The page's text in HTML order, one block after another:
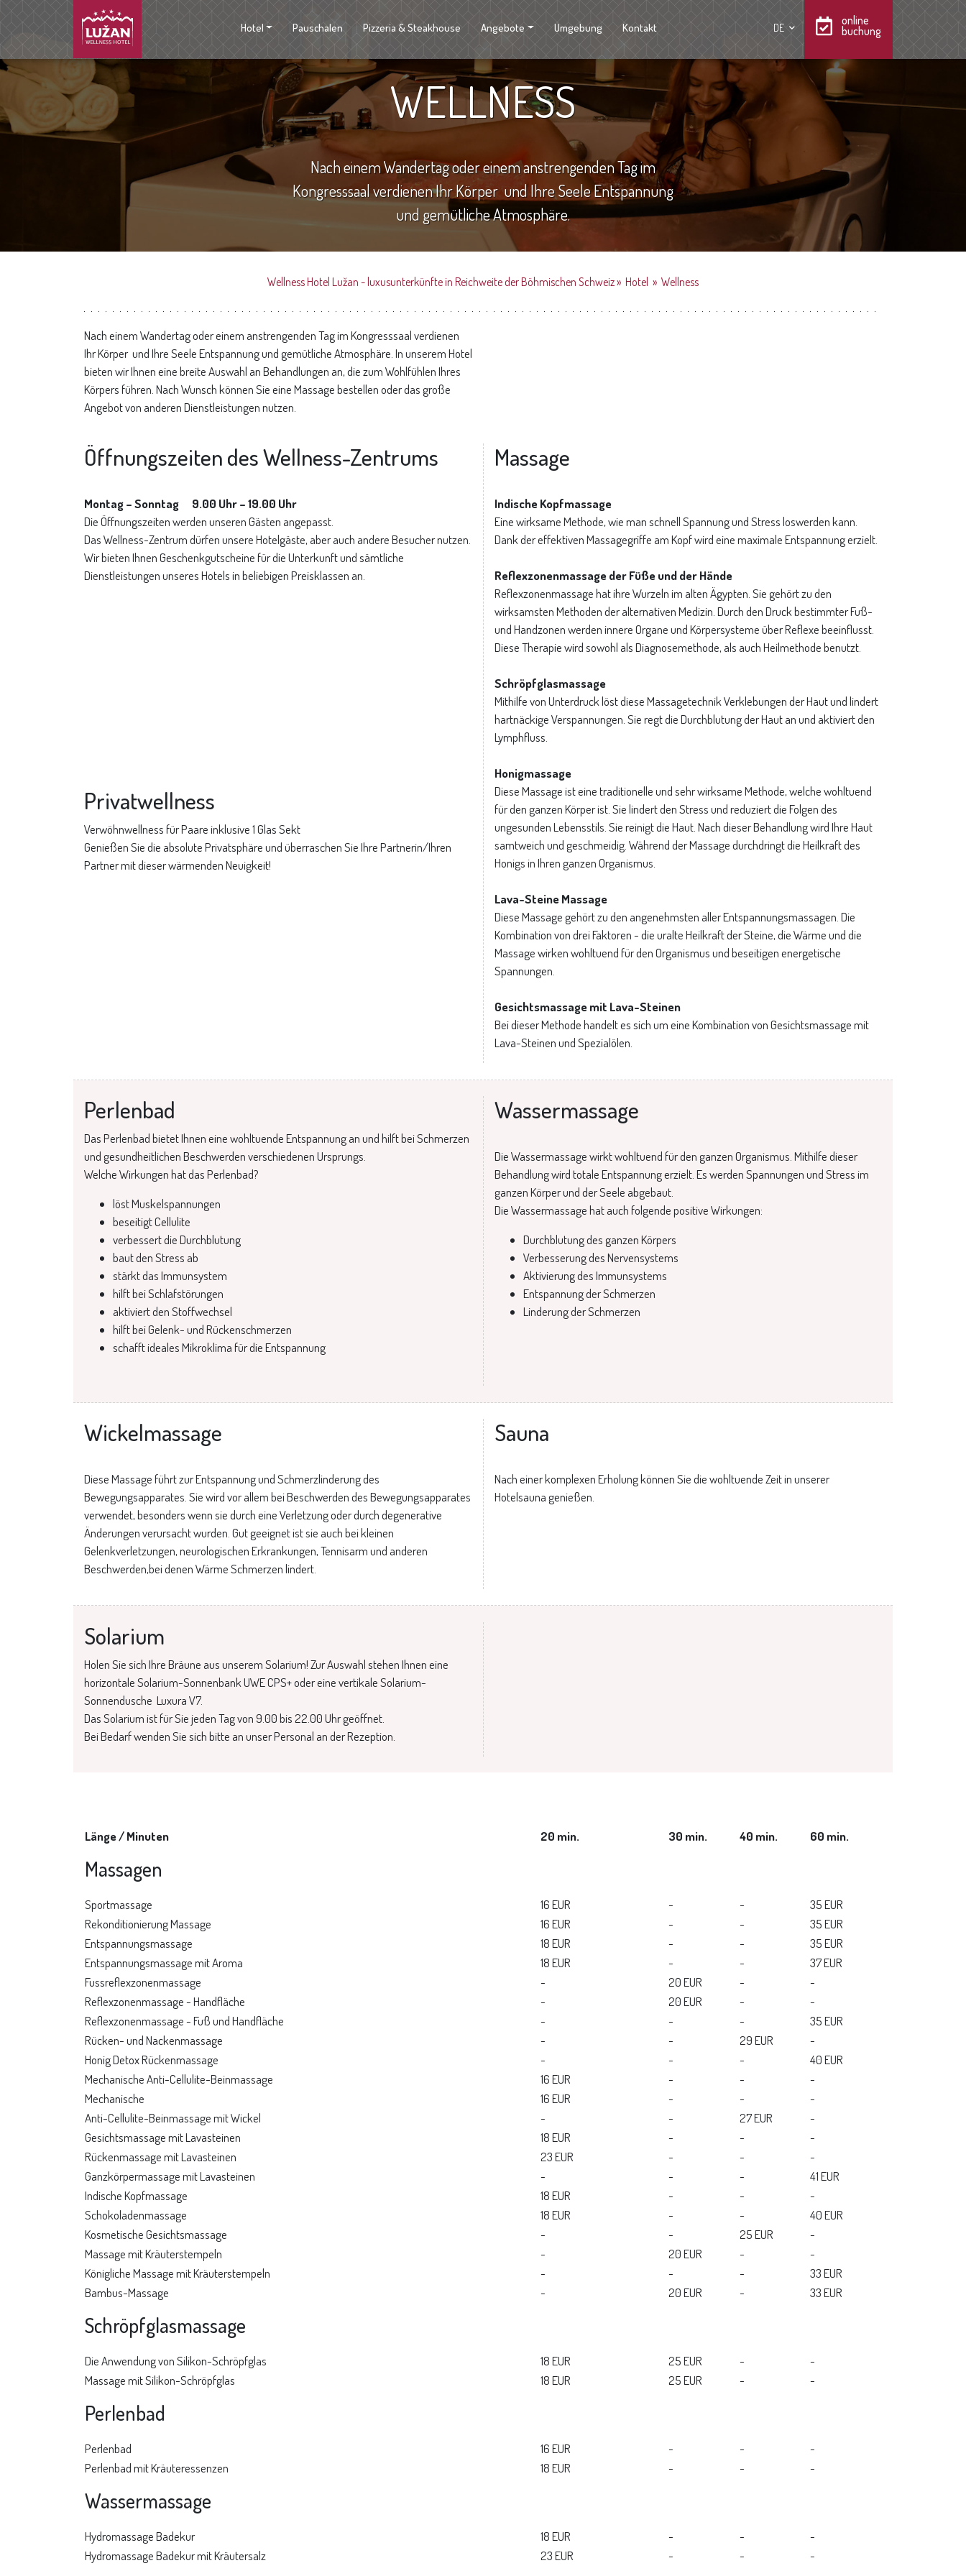
Hotel Pauschalen Pizzeria & Steakhouse Angebote Umgebung Kontakt DE
online
buchung
WELLNESS
Nach einem Wandertag oder einem anstrengenden Tag im
Kongresssaal verdienen Ihr Körper und Ihre Seele Entspannung
und gemütliche Atmosphäre.
Wellness Hotel Lužan - luxusunterkünfte in Reichweite der Böhmischen Schweiz» Hotel » Wellness
Nach einem Wandertag oder einem anstrengenden Tag im Kongresssaal verdienen
Ihr Körper und Ihre Seele Entspannung und gemütliche Atmosphäre. In unserem Hotel
bieten wir Ihnen eine breite Auswahl an Behandlungen an, die zum Wohlfühlen Ihres
Körpers führen. Nach Wunsch können Sie eine Massage bestellen oder das große
Angebot von anderen Dienstleistungen nutzen.
Öffnungszeiten des Wellness-Zentrums
Montag – Sonntag 9.00 Uhr – 19.00 Uhr
Die Öffnungszeiten werden unseren Gästen angepasst.
Das Wellness-Zentrum dürfen unsere Hotelgäste, aber auch andere Besucher nutzen.
Wir bieten Ihnen Geschenkgutscheine für die Unterkunft und sämtliche
Dienstleistungen unseres Hotels in beliebigen Preisklassen an.
Privatwellness
Verwöhnwellness für Paare inklusive 1 Glas Sekt
Genießen Sie die absolute Privatsphäre und überraschen Sie Ihre Partnerin/Ihren
Partner mit dieser wärmenden Neuigkeit!
Massage
Indische Kopfmassage
Eine wirksame Methode, wie man schnell Spannung und Stress loswerden kann.
Dank der effektiven Massagegriffe am Kopf wird eine maximale Entspannung erzielt.
Reflexzonenmassage der Füße und der Hände
Reflexzonenmassage hat ihre Wurzeln im alten Ägypten. Sie gehört zu den
wirksamsten Methoden der alternativen Medizin. Durch den Druck bestimmter Fuß-
und Handzonen werden innere Organe und Körpersysteme über Reflexe beeinflusst.
Diese Therapie wird sowohl als Diagnosemethode, als auch Heilmethode benutzt.
Schröpfglasmassage
Mithilfe von Unterdruck löst diese Massagetechnik Verklebungen der Haut und lindert
hartnäckige Verspannungen. Sie regt die Durchblutung der Haut an und aktiviert den
Lymphfluss.
Honigmassage
Diese Massage ist eine traditionelle und sehr wirksame Methode, welche wohltuend
für den ganzen Körper ist. Sie lindert den Stress und reduziert die Folgen des
ungesunden Lebensstils. Sie reinigt die Haut. Nach dieser Behandlung wird Ihre Haut
samtweich und geschmeidig. Während der Massage durchdringt die Heilkraft des
Honigs in Ihren ganzen Organismus.
Lava-Steine Massage
Diese Massage gehört zu den angenehmsten aller Entspannungsmassagen. Die
Kombination von drei Faktoren - die uralte Heilkraft der Steine, die Wärme und die
Massage wirken wohltuend für den Organismus und beseitigen energetische
Spannungen.
Gesichtsmassage mit Lava-Steinen
Bei dieser Methode handelt es sich um eine Kombination von Gesichtsmassage mit
Lava-Steinen und Spezialölen.
Perlenbad
Das Perlenbad bietet Ihnen eine wohltuende Entspannung an und hilft bei Schmerzen
und gesundheitlichen Beschwerden verschiedenen Ursprungs.
Welche Wirkungen hat das Perlenbad?
löst Muskelspannungen
beseitigt Cellulite
verbessert die Durchblutung
baut den Stress ab
stärkt das Immunsystem
hilft bei Schlafstörungen
aktiviert den Stoffwechsel
hilft bei Gelenk- und Rückenschmerzen
schafft ideales Mikroklima für die Entspannung
Wassermassage
Die Wassermassage wirkt wohltuend für den ganzen Organismus. Mithilfe dieser
Behandlung wird totale Entspannung erzielt. Es werden Spannungen und Stress im
ganzen Körper und der Seele abgebaut.
Die Wassermassage hat auch folgende positive Wirkungen:
Durchblutung des ganzen Körpers
Verbesserung des Nervensystems
Aktivierung des Immunsystems
Entspannung der Schmerzen
Linderung der Schmerzen
Wickelmassage
Diese Massage führt zur Entspannung und Schmerzlinderung des
Bewegungsapparates. Sie wird vor allem bei Beschwerden des Bewegungsapparates
verwendet, besonders wenn sie durch eine Verletzung oder durch degenerative
Änderungen verursacht wurden. Gut geeignet ist sie auch bei kleinen
Gelenkverletzungen, neurologischen Erkrankungen, Tennisarm und anderen
Beschwerden,bei denen Wärme Schmerzen lindert.
Sauna
Nach einer komplexen Erholung können Sie die wohltuende Zeit in unserer
Hotelsauna genießen.
Solarium
Holen Sie sich Ihre Bräune aus unserem Solarium! Zur Auswahl stehen Ihnen eine
horizontale Solarium-Sonnenbank UWE CPS+ oder eine vertikale Solarium-
Sonnendusche Luxura V7.
Das Solarium ist für Sie jeden Tag von 9.00 bis 22.00 Uhr geöffnet.
Bei Bedarf wenden Sie sich bitte an unser Personal an der Rezeption.
Länge / Minuten 20 min. 30 min. 40 min. 60 min.
Massagen
Sportmassage 16 EUR - -
35 EUR
Rekonditionierung Massage
16 EUR - -
35 EUR
Entspannungsmassage
18 EUR - -
35 EUR
Entspannungsmassage mit Aroma
18 EUR - -
37 EUR
Fussreflexzonenmassage
- 20 EUR -
-
Reflexzonenmassage - Handfläche
- 20 EUR -
-
Reflexzonenmassage - Fuß und Handfläche
- - -
35 EUR
Rücken- und Nackenmassage
- - 29 EUR
-
Honig Detox Rückenmassage
- - -
40 EUR
Mechanische Anti-Cellulite-Beinmassage
16 EUR - -
-
Mechanische
16 EUR - -
-
Anti-Cellulite-Beinmassage mit Wickel
- - 27 EUR
-
Gesichtsmassage mit Lavasteinen
18 EUR - -
-
Rückenmassage mit Lavasteinen
23 EUR - -
-
Ganzkörpermassage mit Lavasteinen
- - -
41 EUR
Indische Kopfmassage
18 EUR - -
-
Schokoladenmassage
18 EUR - -
40 EUR
Kosmetische Gesichtsmassage
- - 25 EUR
-
Massage mit Kräuterstempeln
- 20 EUR -
-
Königliche Massage mit Kräuterstempeln
- - -
33 EUR
Bambus-Massage
- 20 EUR - 33 EUR
Schröpfglasmassage
Die Anwendung von Silikon-Schröpfglas 18 EUR 25 EUR -
-
Massage mit Silikon-Schröpfglas
18 EUR 25 EUR - -
Perlenbad
Perlenbad 16 EUR - -
-
Perlenbad mit Kräuteressenzen
18 EUR - - -
Wassermassage
Hydromassage Badekur 18 EUR - -
-
Hydromassage Badekur mit Kräutersalz
23 EUR - - -